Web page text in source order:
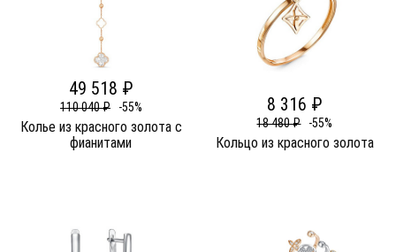
49 518 ₽
110 040 ₽ -55%
Колье из красного золота c
фианитами
8 316 ₽
18 480 ₽ -55%
Кольцо из красного золота